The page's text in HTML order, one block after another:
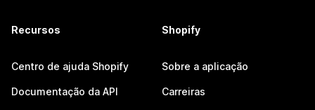
Recursos
Centro de ajuda Shopify
Documentação da API
Shopify
Sobre a aplicação
Carreiras